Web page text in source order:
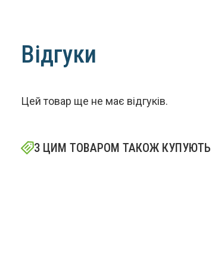
Відгуки
Цей товар ще не має відгуків.
З ЦИМ ТОВАРОМ ТАКОЖ КУПУЮТЬ